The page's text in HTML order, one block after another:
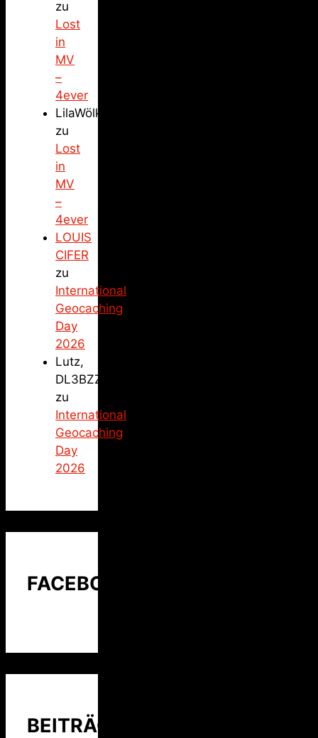
zu
Lost
in
MV
–
4ever
LilaWölkchen
zu
Lost
in
MV
–
4ever
LOUIS
CIFER
zu
International
Geocaching
Day
2026
Lutz,
DL3BZZ
zu
International
Geocaching
Day
2026
FACEBOOK
BEITRÄGE